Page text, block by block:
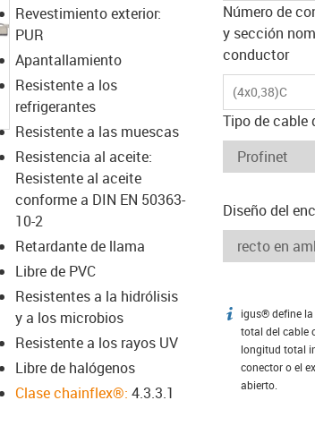
igus-icon-lupe
Revestimiento exterior:
PUR
Apantallamiento
Resistente a los
refrigerantes
Resistente a las muescas
Resistencia al aceite:
Resistente al aceite
conforme a DIN EN 50363-
10-2
Retardante de llama
Libre de PVC
Resistentes a la hidrólisis
y a los microbios
Resistente a los rayos UV
Libre de halógenos
Clase chainflex®: 4.3.3.1
Número de
y sección
conductor
(4x0,38)C
Tipo de cable
Diseño del
igus-icon-info
igus® define
total del cable
longitud total
conector o el
abierto.